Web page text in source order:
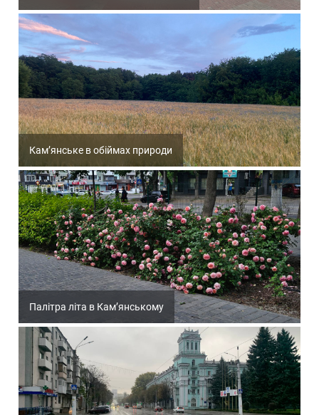
Кам’янське в обіймах природи
Палітра літа в Кам’янському